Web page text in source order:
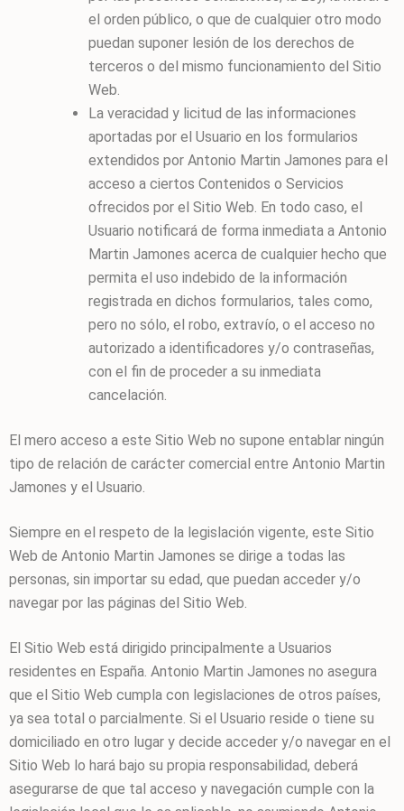
el orden público, o que de cualquier otro modo
puedan suponer lesión de los derechos de
terceros o del mismo funcionamiento del Sitio
Web.
La veracidad y licitud de las informaciones
aportadas por el Usuario en los formularios
extendidos por Antonio Martin Jamones para el
acceso a ciertos Contenidos o Servicios
ofrecidos por el Sitio Web. En todo caso, el
Usuario notificará de forma inmediata a Antonio
Martin Jamones acerca de cualquier hecho que
permita el uso indebido de la información
registrada en dichos formularios, tales como,
pero no sólo, el robo, extravío, o el acceso no
autorizado a identificadores y/o contraseñas,
con el fin de proceder a su inmediata
cancelación.
El mero acceso a este Sitio Web no supone entablar ningún
tipo de relación de carácter comercial entre Antonio Martin
Jamones y el Usuario.
Siempre en el respeto de la legislación vigente, este Sitio
Web de Antonio Martin Jamones se dirige a todas las
personas, sin importar su edad, que puedan acceder y/o
navegar por las páginas del Sitio Web.
El Sitio Web está dirigido principalmente a Usuarios
residentes en España Antonio Martin Jamones no asegura
que el Sitio Web cumpla con legislaciones de otros países,
ya sea total o parcialmente. Si el Usuario reside o tiene su
domiciliado en otro lugar y decide acceder y/o navegar en el
Sitio Web lo hará bajo su propia responsabilidad, deberá
asegurarse de que tal acceso y navegación cumple con la